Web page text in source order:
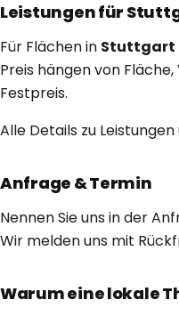
Leistungen für
Für Flächen in Stuttgart
Preis hängen von
Festpreis.
Alle Details zu
Anfrage & Termin
Nennen Sie uns in der
Wir melden uns mit
Warum eine lokale